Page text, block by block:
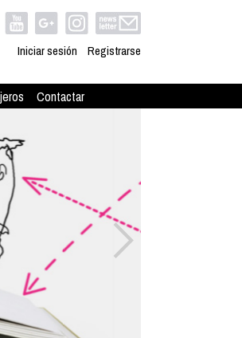
Iniciar sesión Registrarse
Contactar